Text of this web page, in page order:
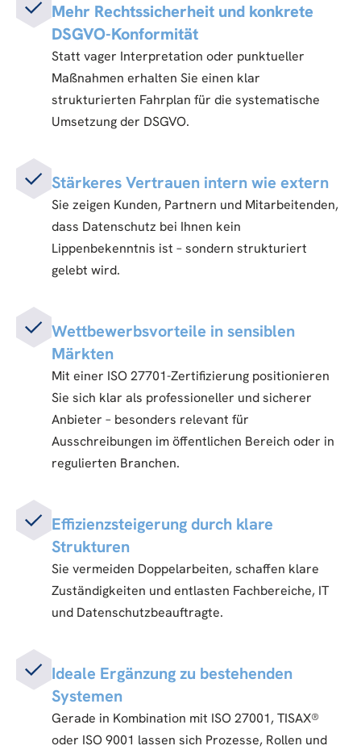
Mehr Rechtssicherheit und konkrete
DSGVO-Konformität
Statt vager Interpretation oder punktueller
Maßnahmen erhalten Sie einen klar
strukturierten Fahrplan für die systematische
Umsetzung der DSGVO.
Stärkeres Vertrauen intern wie extern
Sie zeigen Kunden, Partnern und Mitarbeitenden,
dass Datenschutz bei Ihnen kein
Lippenbekenntnis ist – sondern strukturiert
gelebt wird.
Wettbewerbsvorteile in sensiblen
Märkten
Mit einer ISO 27701-Zertifizierung positionieren
Sie sich klar als professioneller und sicherer
Anbieter – besonders relevant für
Ausschreibungen im öffentlichen Bereich oder in
regulierten Branchen.
Effizienzsteigerung durch klare
Strukturen
Sie vermeiden Doppelarbeiten, schaffen klare
Zuständigkeiten und entlasten Fachbereiche, IT
und Datenschutzbeauftragte.
Ideale Ergänzung zu bestehenden
Systemen
Gerade in Kombination mit ISO 27001, TISAX®
oder ISO 9001 lassen sich Prozesse, Rollen und